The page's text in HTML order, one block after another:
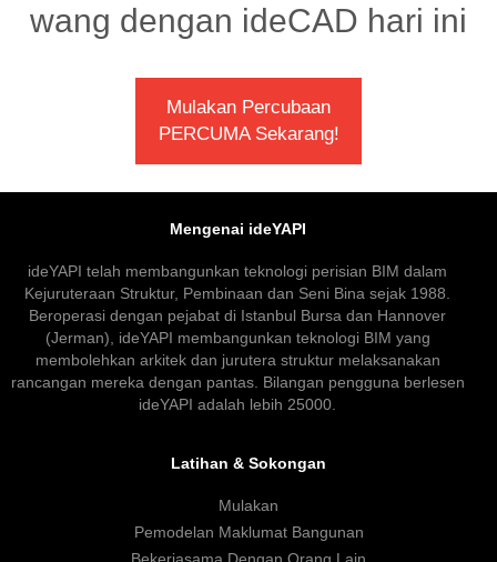
wang dengan ideCAD hari ini
Mulakan Percubaan
PERCUMA Sekarang!
Mengenai ideYAPI
ideYAPI telah membangunkan teknologi perisian BIM dalam
Kejuruteraan Struktur, Pembinaan dan Seni Bina sejak 1988.
Beroperasi dengan pejabat di Istanbul Bursa dan Hannover
(Jerman), ideYAPI membangunkan teknologi BIM yang
membolehkan arkitek dan jurutera struktur melaksanakan
rancangan mereka dengan pantas. Bilangan pengguna berlesen
ideYAPI adalah lebih 25000.
Latihan & Sokongan
Mulakan
Pemodelan Maklumat Bangunan
Bekerjasama Dengan Orang Lain